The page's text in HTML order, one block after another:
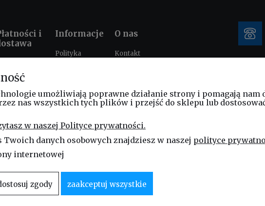
i
i koszty
Informacje
Polityka
szkolenia
Program
Leasing
Blog
O nas
Kontakt
umożliwiają poprawne działanie strony i pomagają nam
nas wszystkich tych plików i przejść do sklepu lub
w naszej Polityce prywatności.
danych osobowych znajdziesz w naszej polityce
internetowej
zgody zaakceptuj wszystkie